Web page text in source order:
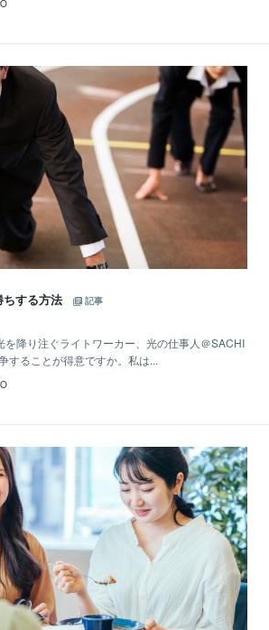
ちする方法
記事
を降り注ぐライトワーカー、光の仕事人＠SACHI
することが得意ですか。私は...